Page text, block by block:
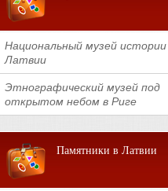
Национальный музей истории
Латвии
Этнографический музей под
открытом небом в Риге
Памятники в Латвии